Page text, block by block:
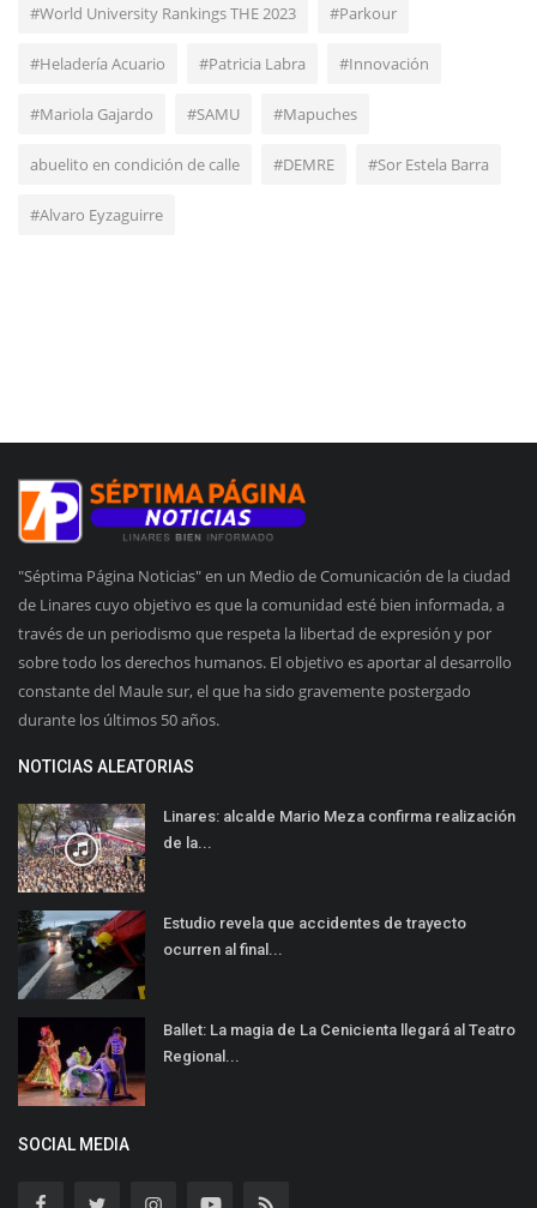
#World University Rankings THE 2023 #Parkour
#Heladería Acuario #Patricia Labra #Innovación
#Mariola Gajardo #SAMU #Mapuches
abuelito en condición de calle #DEMRE #Sor Estela Barra
#Alvaro Eyzaguirre
"Séptima Página Noticias" en un Medio de Comunicación de la ciudad
de Linares cuyo objetivo es que la comunidad esté bien informada, a
través de un periodismo que respeta la libertad de expresión y por
sobre todo los derechos humanos. El objetivo es aportar al desarrollo
constante del Maule sur, el que ha sido gravemente postergado
durante los últimos 50 años.
NOTICIAS ALEATORIAS
Linares: alcalde Mario Meza confirma realización
de la...
Estudio revela que accidentes de trayecto
ocurren al final...
Ballet: La magia de La Cenicienta llegará al Teatro
Regional...
SOCIAL MEDIA